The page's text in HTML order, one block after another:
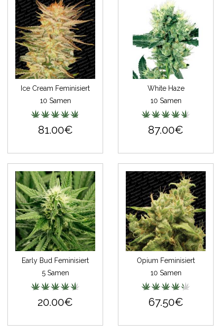
Ice Cream Feminisiert
10 Samen
81.00€
White Haze
10 Samen
87.00€
Early Bud Feminisiert
5 Samen
20.00€
Opium Feminisiert
10 Samen
67.50€